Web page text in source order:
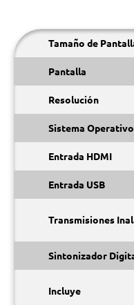
Tamaño de
Pantalla
Resolución
Sistema Operativo
Entrada HDMI
Entrada USB
Transmisiones
Sintonizador
Incluye